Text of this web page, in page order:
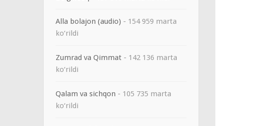
Alla bolajon (audio) - 154 959 marta
ko‘rildi
Zumrad va Qimmat - 142 136 marta
ko‘rildi
Qalam va sichqon - 105 735 marta
ko‘rildi